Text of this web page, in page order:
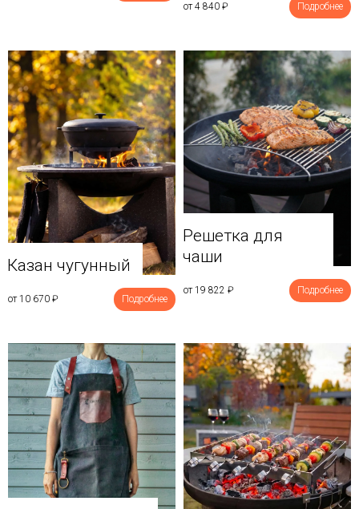
от 4 840 ₽ Подробнее
Казан чугунный
от 10 670 ₽ Подробнее
Решетка для
чаши
от 19 822 ₽ Подробнее